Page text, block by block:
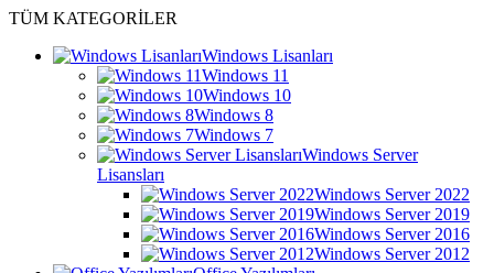
TÜM KATEGORİLER
Windows Lisanları
Windows 11
Windows 10
Windows 8
Windows 7
Windows Server
Lisansları
Windows Server 2022
Windows Server 2019
Windows Server 2016
Windows Server 2012